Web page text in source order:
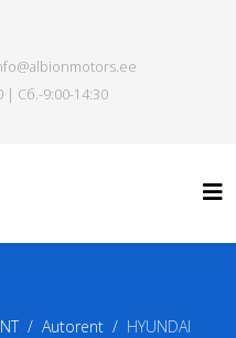
| Сб.-9:00-14:30
Autorent HYUNDAI